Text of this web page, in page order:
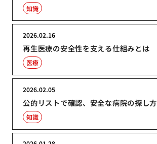
知識
再生医療の安全性を支える仕組みとは
2026.02.16
医療
公的リストで確認、安全な病院の探し方
2026.02.05
知識